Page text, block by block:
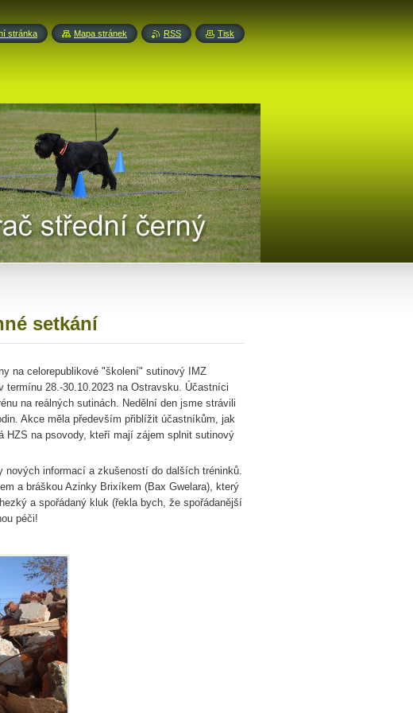
setkání
na celorepublikové "školení" sutinový IMZ
28.-30.10.2023 na Ostravsku. Účastníci
na reálných sutinách. Nedělní den jsme strávili
Akce měla především přiblížit účastníkům, jak
HZS na psovody, kteří mají zájem splnit sutinový
informací a zkušeností do dalších tréninků.
a bráškou Azinky Brixíkem (Bax Gwelara), který
a spořádaný kluk (řekla bych, že spořádanější
péči!
stránka Mapa stránek RSS Tisk